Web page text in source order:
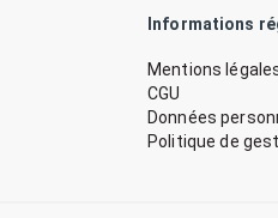
Informations
Mentions
CGU
Données
Politique de